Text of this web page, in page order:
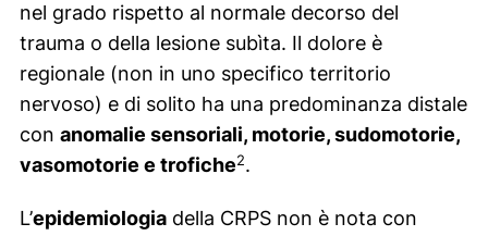
nel grado rispetto al normale decorso del
trauma o della lesione subìta. Il dolore è
regionale (non in uno specifico territorio
nervoso) e di solito ha una predominanza distale
con anomalie sensoriali, motorie, sudomotorie,
vasomotorie e trofiche2.
L’epidemiologiadella CRPS non è nota con